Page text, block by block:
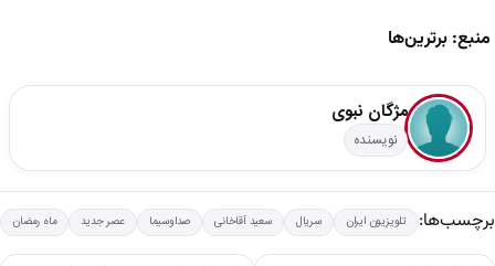
منبع: برترین‌ها
مژگان نبوی
نویسنده
برچسب‌ها: تلویزیون ایران سریال سعید آقاخانی صداوسیما عصر جدید ماه رمضان